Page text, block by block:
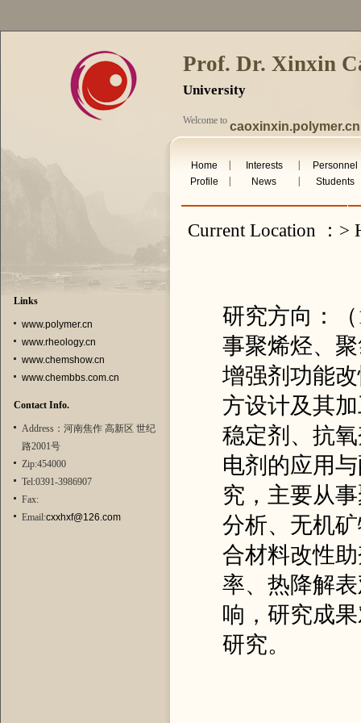
Prof. Dr. Xinxin
University
Welcome tocaoxinxin.polymer.cn
Thurs. Aug 6th 2026
Links
www.polymer.cn
www.rheology.cn
www.chemshow.cn
www.chembbs.com.cn
Contact Info.
Address：河南焦作 高新区 世纪
路2001号
Zip:454000
Tel:0391-3986907
Fax:
Email:cxxhxf@126.com
Home Interests
Personnel
Profile
News Students
Current Location ：>
研究方向：
事聚烯烃、
增强剂功能
方设计及其
稳定剂、抗
电剂的应用
究，主要从
分析、无机
合材料改性
率、热降解
响，研究成
研究。